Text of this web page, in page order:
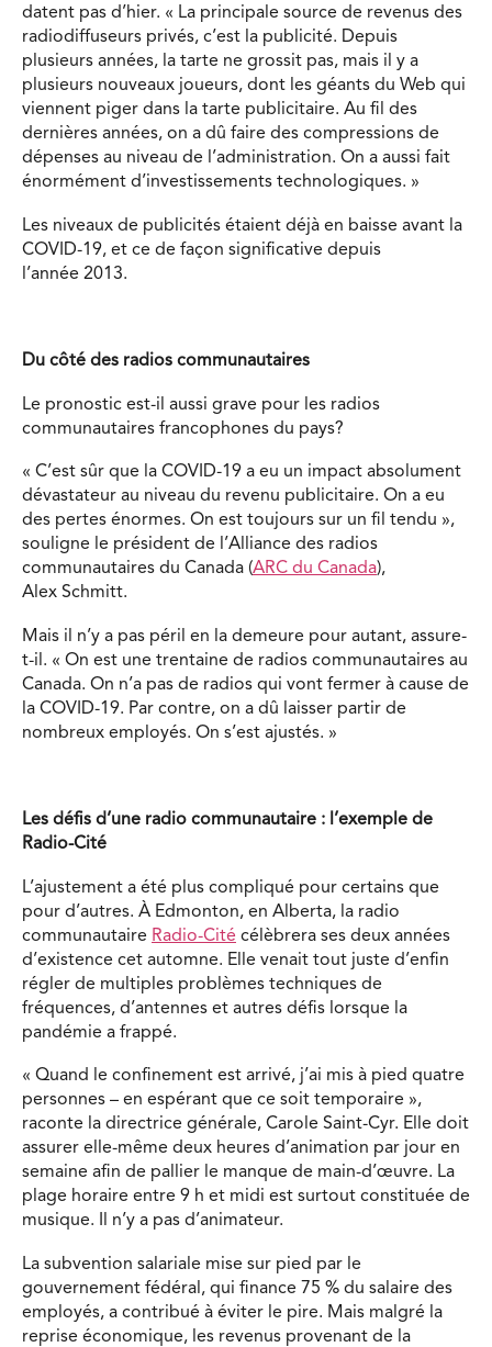
datent pas d’hier. « La principale source de revenus des
radiodiffuseurs privés, c’est la publicité. Depuis
plusieurs années, la tarte ne grossit pas, mais il y a
plusieurs nouveaux joueurs, dont les géants du Web qui
viennent piger dans la tarte publicitaire. Au fil des
dernières années, on a dû faire des compressions de
dépenses au niveau de l’administration. On a aussi fait
énormément d’investissements technologiques. »
Les niveaux de publicités étaient déjà en baisse avant la
COVID-19, et ce de façon significative depuis
l’année 2013.
Du côté des radios communautaires
Le pronostic est-il aussi grave pour les radios
communautaires francophones du pays?
« C’est sûr que la COVID-19 a eu un impact absolument
dévastateur au niveau du revenu publicitaire. On a eu
des pertes énormes. On est toujours sur un fil tendu »,
souligne le président de l’Alliance des radios
communautaires du Canada (ARC du Canada),
Alex Schmitt.
Mais il n’y a pas péril en la demeure pour autant, assure-
t-il. « On est une trentaine de radios communautaires au
Canada. On n’a pas de radios qui vont fermer à cause de
la COVID-19. Par contre, on a dû laisser partir de
nombreux employés. On s’est ajustés. »
Les défis d’une radio communautaire : l’exemple de
Radio-Cité
L’ajustement a été plus compliqué pour certains que
pour d’autres. À Edmonton, en Alberta, la radio
communautaire Radio-Cité célèbrera ses deux années
d’existence cet automne. Elle venait tout juste d’enfin
régler de multiples problèmes techniques de
fréquences, d’antennes et autres défis lorsque la
pandémie a frappé.
« Quand le confinement est arrivé, j’ai mis à pied quatre
personnes – en espérant que ce soit temporaire »,
raconte la directrice générale, Carole Saint-Cyr. Elle doit
assurer elle-même deux heures d’animation par jour en
semaine afin de pallier le manque de main-d’œuvre. La
plage horaire entre 9 h et midi est surtout constituée de
musique. Il n’y a pas d’animateur.
La subvention salariale mise sur pied par le
gouvernement fédéral, qui finance 75 % du salaire des
employés, a contribué à éviter le pire. Mais malgré la
reprise économique, les revenus provenant de la